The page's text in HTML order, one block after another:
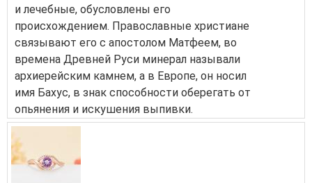
и лечебные, обусловлены его
происхождением. Православные христиане
связывают его с апостолом Матфеем, во
времена Древней Руси минерал называли
архиерейским камнем, а в Европе, он носил
имя Бахус, в знак способности оберегать от
опьянения и искушения выпивки.